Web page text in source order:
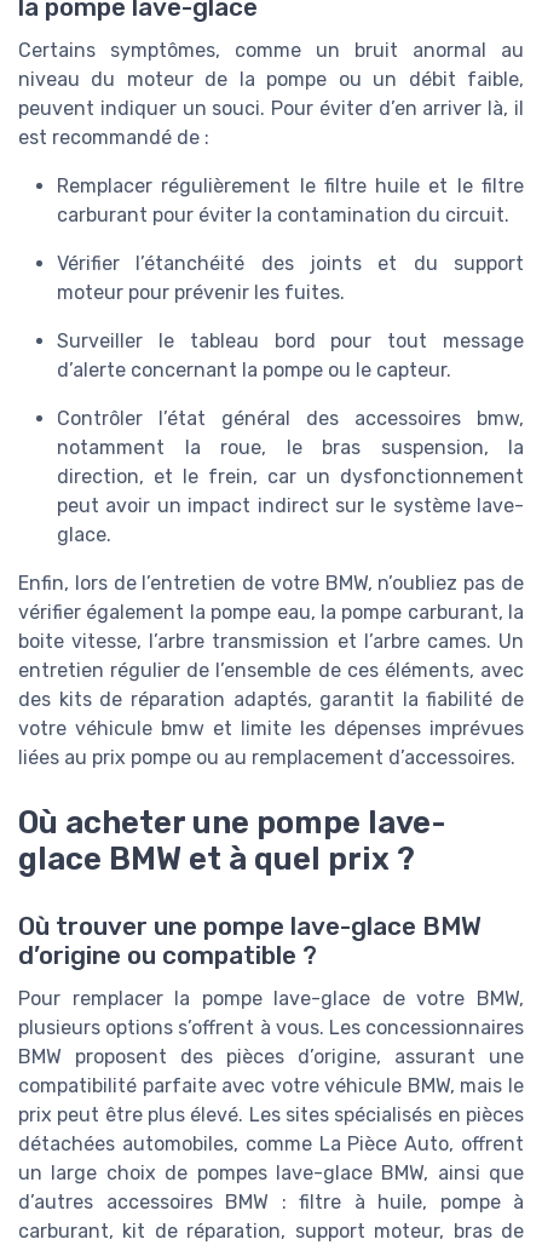
la pompe lave-glace
Certains symptômes, comme un bruit anormal au
niveau du moteur de la pompe ou un débit faible,
peuvent indiquer un souci. Pour éviter d’en arriver là, il
est recommandé de :
Remplacer régulièrement le filtre huile et le filtre
carburant pour éviter la contamination du circuit.
Vérifier l’étanchéité des joints et du support
moteur pour prévenir les fuites.
Surveiller le tableau bord pour tout message
d’alerte concernant la pompe ou le capteur.
Contrôler l’état général des accessoires bmw,
notamment la roue, le bras suspension, la
direction, et le frein, car un dysfonctionnement
peut avoir un impact indirect sur le système lave-
glace.
Enfin, lors de l’entretien de votre BMW, n’oubliez pas de
vérifier également la pompe eau, la pompe carburant, la
boite vitesse, l’arbre transmission et l’arbre cames. Un
entretien régulier de l’ensemble de ces éléments, avec
des kits de réparation adaptés, garantit la fiabilité de
votre véhicule bmw et limite les dépenses imprévues
liées au prix pompe ou au remplacement d’accessoires.
Où acheter une pompe lave-
glace BMW et à quel prix ?
Où trouver une pompe lave-glace BMW
d’origine ou compatible ?
Pour remplacer la pompe lave-glace de votre BMW,
plusieurs options s’offrent à vous. Les concessionnaires
BMW proposent des pièces d’origine, assurant une
compatibilité parfaite avec votre véhicule BMW, mais le
prix peut être plus élevé. Les sites spécialisés en pièces
détachées automobiles, comme La Pièce Auto, offrent
un large choix de pompes lave-glace BMW, ainsi que
d’autres accessoires BMW : filtre à huile, pompe à
carburant, kit de réparation, support moteur, bras de